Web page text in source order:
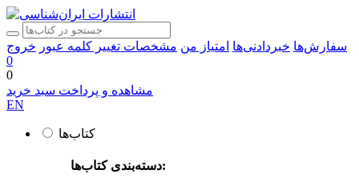
سفارش‌ها خبردادنی‌ها امتیاز من مشخصات تغییر کلمه عبور خروج
0
0
مشاهده و پرداخت سبد خرید
EN
کتاب‌ها
دسته‌بندی کتاب‌ها: